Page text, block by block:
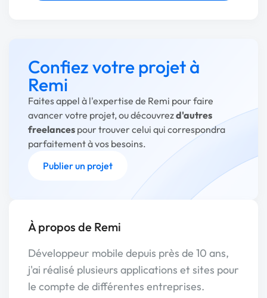
Confiez votre projet à
Remi
Faites appel à l'expertise de Remi pour faire
avancer votre projet, ou découvrezd'autres
freelances pour trouver celui qui correspondra
parfaitement à vos besoins.
Publier un projet
À propos de Remi
Développeur mobile depuis près de 10 ans,
j'ai réalisé plusieurs applications et sites pour
le compte de différentes entreprises.